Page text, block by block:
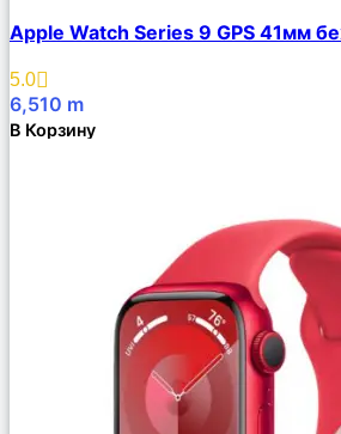
Описание
Избранное
Apple Watch Series 9 GPS 41мм
5.0
6,510 m
В Корзину